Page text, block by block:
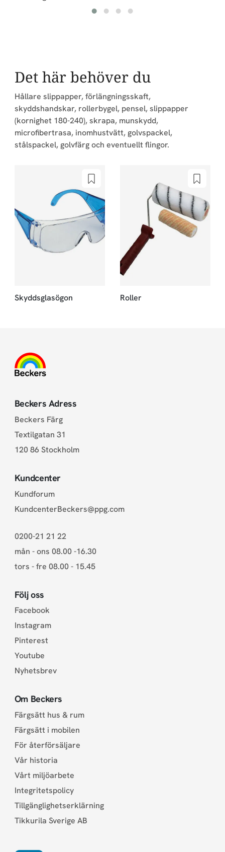
Det här behöver du
Hållare slippapper, förlängningsskaft,
skyddshandskar, rollerbygel, pensel, slippapper
(kornighet 180-240), skrapa, munskydd,
microfibertrasa, inomhustvätt, golvspackel,
stålspackel, golvfärg och eventuellt flingor.
Skyddsglasögon Roller
Beckers Adress
Beckers Färg
Textilgatan 31
120 86 Stockholm
Kundcenter
Kundforum
KundcenterBeckers@ppg.com
0200-21 21 22
mån - ons 08.00 -16.30
tors - fre 08.00 - 15.45
Följ oss
Facebook
Instagram
Pinterest
Youtube
Nyhetsbrev
Om Beckers
Färgsätt hus & rum
Färgsätt i mobilen
För återförsäljare
Vår historia
Vårt miljöarbete
Integritetspolicy
Tillgänglighetserklärning
Tikkurila Sverige AB